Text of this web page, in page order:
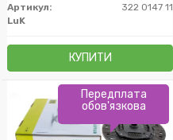
Артикул:
322 0147 11
LuK
КУПИТИ
Передплата
обов'язкова